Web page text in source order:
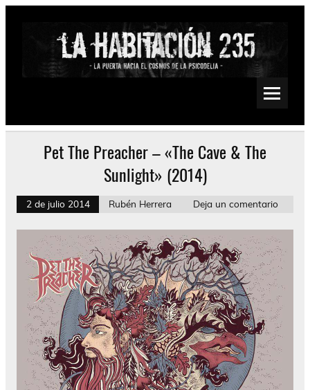
Saltar
Psychedelic, Stoner, Doom, Sludge, Fuzz, Space, Drone
Pet The Preacher – «The Cave & The
Sunlight» (2014)
2 de julio 2014 Rubén Herrera Deja un comentario